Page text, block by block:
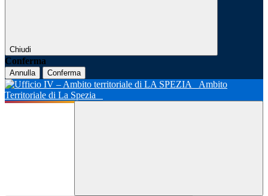
Chiudi
Conferma
Annulla Conferma
Ambito
Territoriale di La Spezia